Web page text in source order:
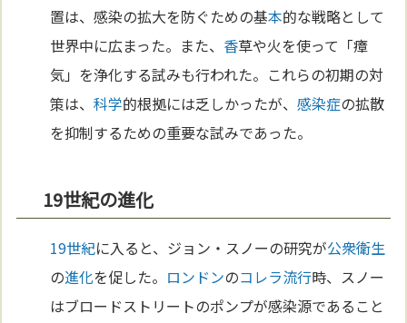
置は、感染の拡大を防ぐための基本的な戦略として
世界中に広まった。また、 香草や火を使って「瘴
気」を浄化する試みも行われた。これらの初期の対
策は、科学的根拠には乏しかったが、感染症の拡散
を抑制するための重要な試みであった。
19世紀の進化
19世紀に入ると、ジョン・スノーの研究が公衆衛生
の進化を促した。 ロンドンのコレラ流行時、スノー
はブロードストリートのポンプが感染源であること